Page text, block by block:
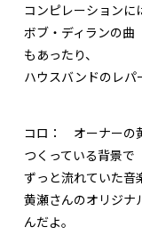
コンピレーションに
ボブ・ディランの曲
もあったり、
ハウスバンドのレパ
コロ： オーナーの
つくっている背景で
ずっと流れていた音
黄瀬さんのオリジナ
んだよ。